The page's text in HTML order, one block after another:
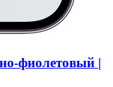
фиолетовый |